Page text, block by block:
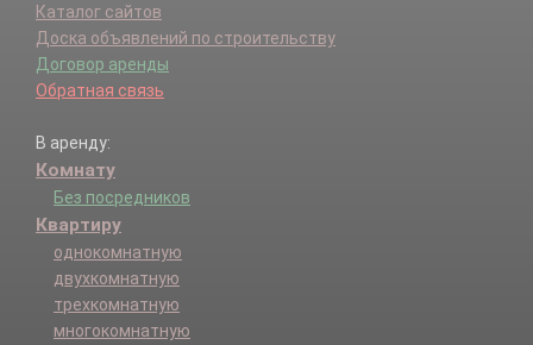
Черников х.
Каталог сайтов
Доска объявлений по строительству
Договор аренды
Обратная связь
В аренду:
Комнату
Без посредников
Квартиру
однокомнатную
двухкомнатную
трехкомнатную
многокомнатную